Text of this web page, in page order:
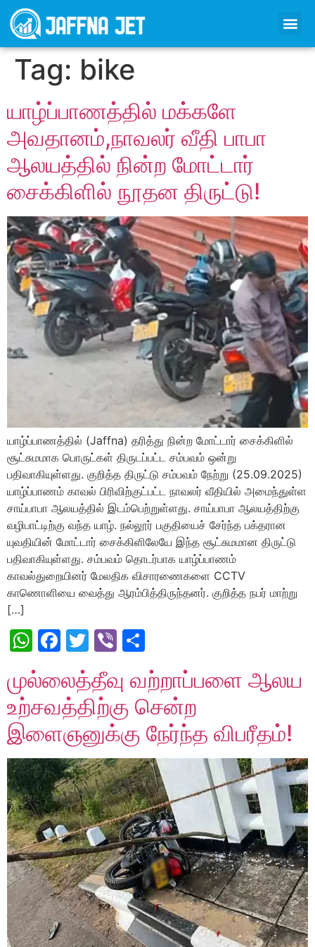
Tag: bike
யாழ்ப்பாணத்தில் மக்களே
அவதானம்,நாவலர் வீதி பாபா
ஆலயத்தில் நின்ற மோட்டார்
சைக்கிளில் நூதன திருட்டு!
யாழ்ப்பாணத்தில் (Jaffna) தரித்து நின்ற மோட்டார் சைக்கிளில்
சூட்சுமமாக பொருட்கள் திருடப்பட்ட சம்பவம் ஒன்று
பதிவாகியுள்ளது. குறித்த திருட்டு சம்பவம் நேற்று (25.09.2025)
யாழ்ப்பாணம் காவல் பிரிவிற்குட்பட்ட நாவலர் வீதியில் அமைந்துள்ள
சாய்பாபா ஆலயத்தில் இடம்பெற்றுள்ளது. சாய்பாபா ஆலயத்திற்கு
வழிபாட்டிற்கு வந்த யாழ். நல்லூர் பகுதியைச் சேர்ந்த பக்தரான
யுவதியின் மோட்டார் சைக்கிளிலேயே இந்த சூட்சுமமான திருட்டு
பதிவாகியுள்ளது. சம்பவம் தொடர்பாக யாழ்ப்பாணம்
காவல்துறையினர் மேலதிக விசாரணைகளை CCTV
காணொளியை வைத்து ஆரம்பித்திருந்தனர். குறித்த நபர் மாற்று
[…]
WhatsApp
Facebook
Twitter
Viber
முல்லைத்தீவு வற்றாப்பளை ஆலய
உற்சவத்திற்கு சென்ற
இளைஞனுக்கு நேர்ந்த விபரீதம்!